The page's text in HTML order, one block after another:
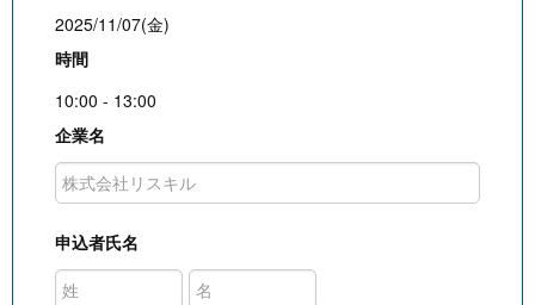
2025/11/07(金)
時間
10:00 - 13:00
企業名
申込者氏名